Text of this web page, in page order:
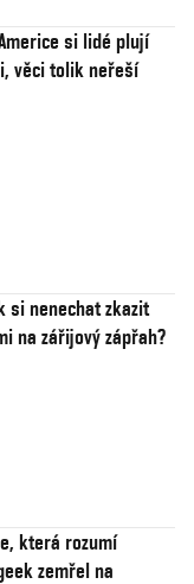
si lidé plují
věci tolik neřeší
si nenechat zkazit
na zářijový zápřah?
která rozumí
zemřel na